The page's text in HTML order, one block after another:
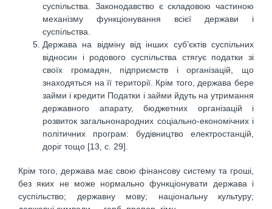
суспільства. Законодавство є складовою частиною
механізму функціонування всієї держави і
суспільства.
Держава на відміну від інших суб’єктів суспільних
відносин і родового суспільства стягує податки зі
своїх громадян, підприємств і організацій, що
знаходяться на її території. Крім того, держава бере
займи і кредити Податки і займи йдуть на утримання
державного апарату, бюджетних організацій і
розвиток загальнонародних соціально-економічних і
політичних програм: будівництво електростанцій,
доріг тощо [13, с. 29].
Крім того, держава має свою фінансову систему та гроші,
без яких не може нормально функціонувати держава і
суспільство; державну мову; національну культуру;